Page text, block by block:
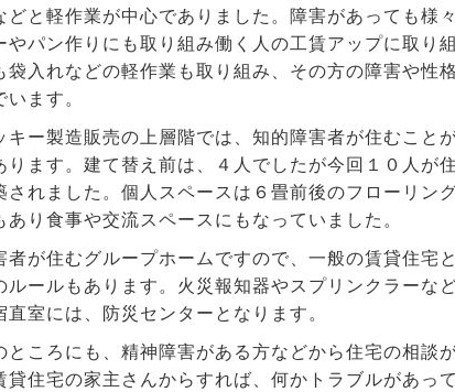
どと軽作業が中心でありました。障害があっても様
やパン作りにも取り組み働く人の工賃アップに取り
袋入れなどの軽作業も取り組み、その方の障害や性
います。
キー製造販売の上層階では、知的障害者が住むこと
ります。建て替え前は、４人でしたが今回１０人が
されました。個人スペースは６畳前後のフローリン
あり食事や交流スペースにもなっていました。
者が住むグループホームですので、一般の賃貸住宅
ルールもあります。火災報知器やスプリンクラーな
直室には、防災センターとなります。
ところにも、精神障害がある方などから住宅の相談
貸住宅の家主さんからすれば、何かトラブルがあっ